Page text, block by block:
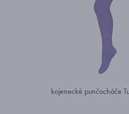
kojenecké punčocháče